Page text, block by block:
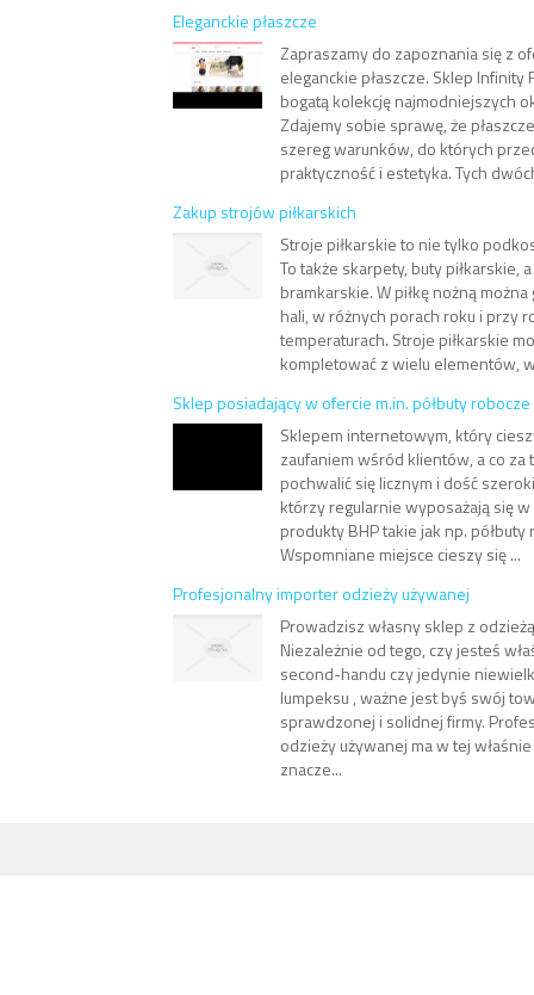
Eleganckie płaszcze
Zapraszamy do zapoznania się z
eleganckie płaszcze. Sklep Infinity
bogatą kolekcję najmodniejszych
Zdajemy sobie sprawę, że
szereg warunków, do których
praktyczność i estetyka. Tych
Zakup strojów piłkarskich
Stroje piłkarskie to nie tylko
To także skarpety, buty piłkarskie,
bramkarskie. W piłkę nożną
hali, w różnych porach roku i przy
temperaturach. Stroje piłkarskie
kompletować z wielu elementów,
Sklep posiadający w ofercie m.in. półbuty robocze
Sklepem internetowym, który
zaufaniem wśród klientów, a co za
pochwalić się licznym i dość
którzy regularnie wyposażają się
produkty BHP takie jak np. półbuty
Wspomniane miejsce cieszy się ...
Profesjonalny importer odzieży używanej
Prowadzisz własny sklep z
Niezależnie od tego, czy jesteś
second-handu czy jedynie
lumpeksu , ważne jest byś swój
sprawdzonej i solidnej firmy.
odzieży używanej ma w tej
znacze...